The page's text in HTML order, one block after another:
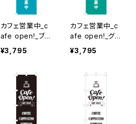
カフェ営業中_c
afe open!_ブル
ー のぼり旗
¥3,795
カフェ営業中_c
afe open!_グリ
ーン のぼり旗
¥3,795